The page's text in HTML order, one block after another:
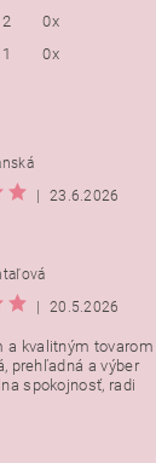
2
0x
1
0x
súhlasíte s
osobných
23.6.2026
20.5.2026
a kvalitným tovarom
prehľadná a výber
spokojnosť, radi